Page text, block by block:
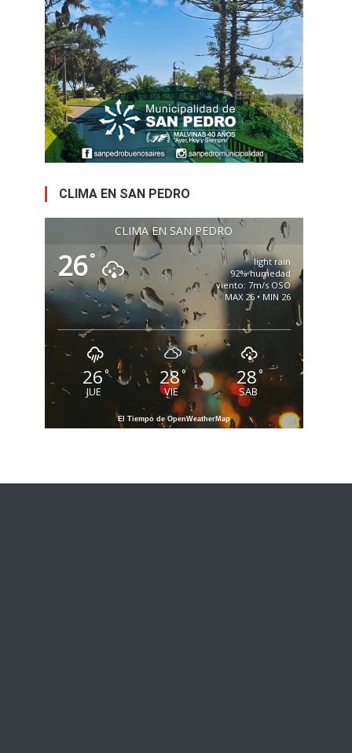
CLIMA EN SAN PEDRO
CLIMA EN SAN PEDRO
26°
light rain
92% humedad
viento: 7m/s OSO
MAX 26 • MIN 26
26°
JUE
28°
VIE
28°
SAB
El Tiempo de OpenWeatherMap